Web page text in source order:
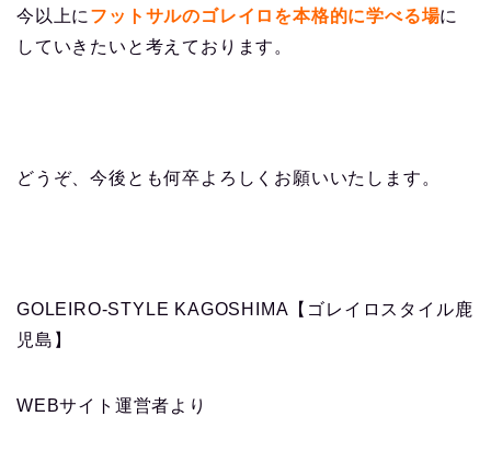
今以上に フットサルのゴレイロを本格的に学べる場に
していきたいと考えております。
どうぞ、今後とも何卒よろしくお願いいたします。
GOLEIRO-STYLE KAGOSHIMA【ゴレイロスタイル鹿
児島】
WEBサイト運営者より